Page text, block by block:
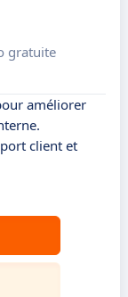
gratuite
améliorer
client et